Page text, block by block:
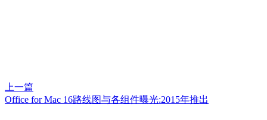
上一篇
Office for Mac 16路线图与各组件曝光:2015年推出